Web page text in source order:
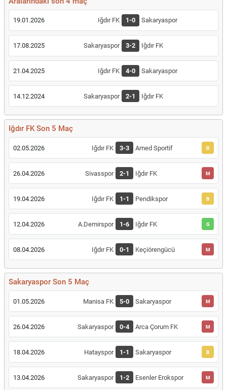
19.01.2026 Iğdır FK 1-0 Sakaryaspor
17.08.2025 Sakaryaspor 3-2 Iğdır FK
21.04.2025 Iğdır FK 4-0 Sakaryaspor
14.12.2024 Sakaryaspor 2-1 Iğdır FK
Iğdır FK Son 5 Maç
02.05.2026 Iğdır FK 3-3 Amed Sportif B
26.04.2026 Sivasspor 2-1 Iğdır FK M
19.04.2026 Iğdır FK 1-1 Pendikspor B
12.04.2026 A.Demirspor 1-6 Iğdır FK G
08.04.2026 Iğdır FK 0-1 Keçiörengücü M
Sakaryaspor Son 5 Maç
01.05.2026 Manisa FK 5-0 Sakaryaspor M
26.04.2026 Sakaryaspor 0-4 Arca Çorum FK M
18.04.2026 Hatayspor 1-1 Sakaryaspor B
13.04.2026 Sakaryaspor 1-2 Esenler Erokspor M